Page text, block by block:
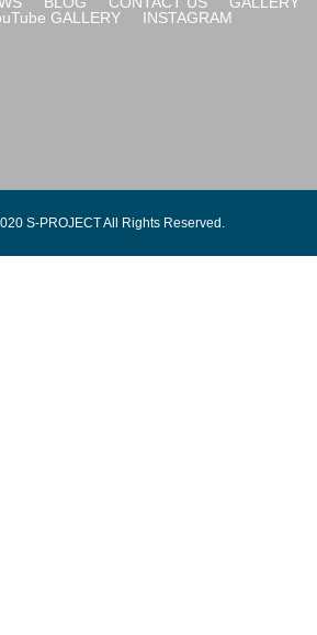
GALLERY INSTAGRAM
S-PROJECT All Rights Reserved.